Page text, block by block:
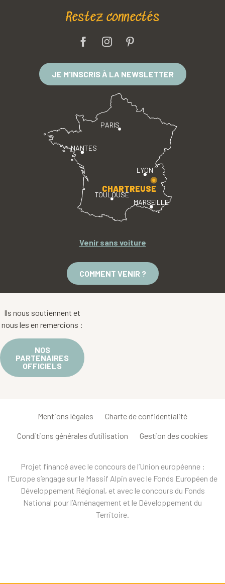
Restez connectés
JE M'INSCRIS À LA NEWSLETTER
PARIS
LYON
TOULOUSE
MARSEILLE
NANTES
CHARTREUSE
Venir sans voiture
COMMENT VENIR ?
Ils nous soutiennent et
nous les en remercions :
NOS
PARTENAIRES
OFFICIELS
Mentions légales Charte de confidentialité
Conditions générales d’utilisation Gestion des cookies
Projet financé avec le concours de l’Union européenne :
l’Europe s’engage sur le Massif Alpin avec le Fonds Européen de
Développement Régional, et avec le concours du Fonds
National pour l’Aménagement et le Développement du
Territoire.